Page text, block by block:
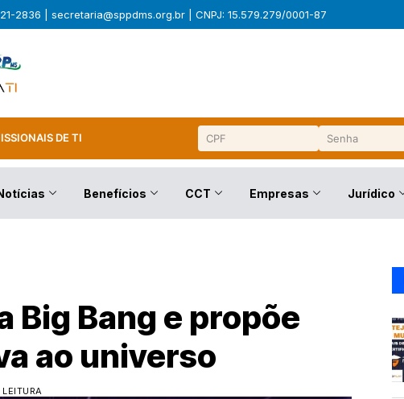
2836 | secretaria@sppdms.org.br | CNPJ: 15.579.279/0001-87
DE TI
Benefícios CCT Empresas Jurídico
Big Bang e propõe
ao universo